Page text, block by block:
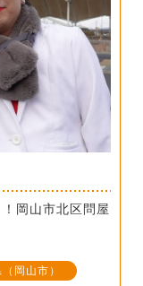
岡山市北区問屋
岡山市）